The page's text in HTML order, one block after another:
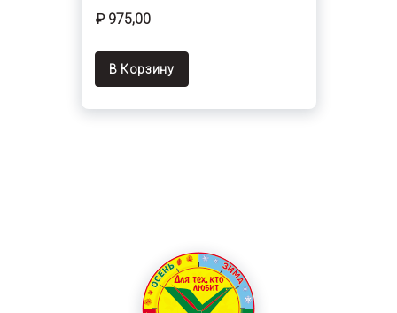
₽ 975,00
В Корзину